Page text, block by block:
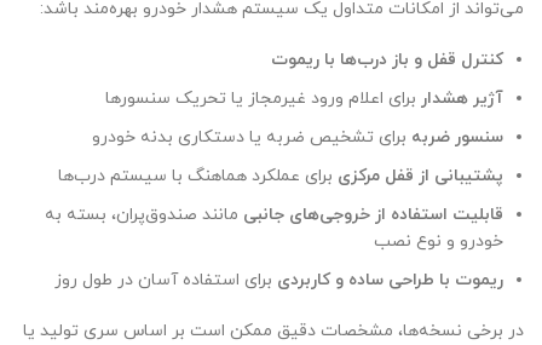
می‌تواند از امکانات متداول یک سیستم هشدار خودرو بهره‌مند باشد:
کنترل قفل و باز درب‌ها با ریموت
آژیر هشدار برای اعلام ورود غیرمجاز یا تحریک سنسورها
سنسور ضربه برای تشخیص ضربه یا دستکاری بدنه خودرو
پشتیبانی از قفل مرکزی برای عملکرد هماهنگ با سیستم درب‌ها
قابلیت استفاده از خروجی‌های جانبی مانند صندوق‌پران، بسته به
خودرو و نوع نصب
ریموت با طراحی ساده و کاربردی برای استفاده آسان در طول روز
در برخی نسخه‌ها، مشخصات دقیق ممکن است بر اساس سری تولید یا